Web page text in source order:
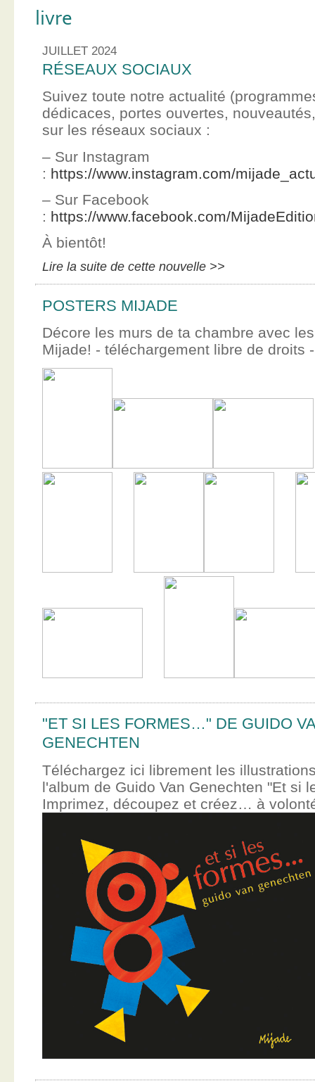
livre
JUILLET 2024
RÉSEAUX SOCIAUX
Suivez toute notre actualité
dédicaces, portes ouvertes,
sur les réseaux sociaux :
– Sur Instagram
: https://www.instagram.com/
– Sur Facebook
: https://www.facebook.com/
À bientôt!
Lire la suite de cette nouvelle >>
POSTERS MIJADE
Décore les murs de ta chambre avec
Mijade! - téléchargement libre de droits -
"ET SI LES FORMES…" DE GUIDO
GENECHTEN
Téléchargez ici librement les
l'album de Guido Van Genechten "Et si
Imprimez, découpez et créez… à